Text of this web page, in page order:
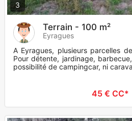
3
Terrain - 100 m²
Eyragues
A Eyragues, plusieurs parcelles
Pour détente, jardinage,
possibilité de campingcar, ni
45 € CC*